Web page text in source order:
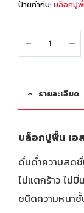
ป้ายกำกับ:บล็อคปู
รายละเอียด
บล็อกปูพื้น เอ
ดื่มด่ำความสด
ไม่แตกร้าว ไม่
ชนิดความหนาชั้